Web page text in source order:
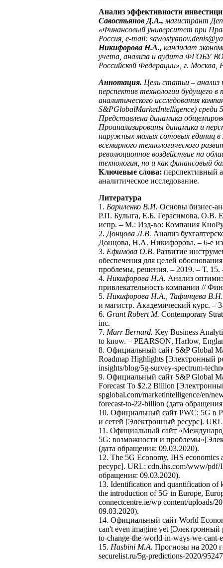
Анализ эффективности
Савостьянов Д.А.,магистрант
«Финансовый университет при
Россия, e-mail: sawostyanov.denis@
Никифорова Н.А., кандидат
учета, анализа и аудита ФГОБУ
Российской Федерации», г. Москва,
Аннотация. Цель статьи –
перспектив технологии будущего в
аналитического исследования
S&PGlobalMarketIntelligence) среди
Представлена динамика
Проанализированы динамика и
наружных малых сотовых единиц в
всемирного технологического
революционное воздействие на
технология, но и как финансовый
Ключевые слова: перспективный
аналитическое исследование.
Литература
1. Бариленко В.И. Основы бизнес-
Р.П. Булыга, Е.Б. Герасимова, О.В.
испр. – М.: Изд-во: Компания
2.Донцова Л.В. Анализ
Донцова, Н.А. Никифорова. – 6-е
3. Ефимова О.В. Развитие
обеспечения для целей
проблемы, решения. – 2019. – Т.
4. Никифорова Н.А. Анализ
привлекательность компании //
5. Никифорова Н.А., Тафинцева В.Н.
и магистр. Академический курс. –
6. Grant Robert M. Contemporary
inc.
7. Marr Bernard. Key Business
to know. – PEARSON, Harlow,
8. Официальный сайт S&P Global
Roadmap Highlights [Электронный
insights/blog/5g-survey-spectrum-
9. Официальный сайт S&P Global
Forecast To $2.2 Billion
spglobal.com/marketintelligence/en/
forecast-to-22-billion (дата
10. Официальный сайт PWC: 5G в
и сетей [Электронный ресурс].
11. Официальный сайт
5G: возможности и
(дата обращения: 09.03.2020).
12. The 5G Economy, IHS
ресурс]. URL: cdn.ihs.com/www/pdf/
обращения: 09.03.2020).
13. Identification and quantification of
the introduction of 5G in Europe,
connectcentre.ie/wp content/uploads/
09.03.2020).
14. Официальный сайт World
can't even imagine yet [Электронный
to-change-the-world-in-ways-we-
15. Hasbini M.А. Прогнозы на 2020
securelist.ru/5g-predictions-2020/